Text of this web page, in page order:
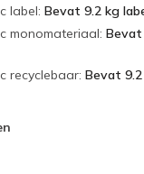
label: Bevat 9.2 kg
monomateriaal: Bevat
recyclebaar: Bevat